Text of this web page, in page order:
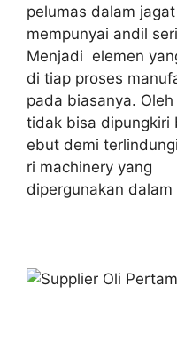
pelumas dalam
mempunyai andil
Menjadi elemen
di tiap proses
pada biasanya.
tidak bisa dipungkiri
ebut demi
ri machinery yang
dipergunakan dalam